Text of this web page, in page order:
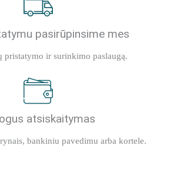
pasirūpinsime mes
pristatymo ir surinkimo paslaugą.
atsiskaitymas
bankiniu pavedimu arba kortele.